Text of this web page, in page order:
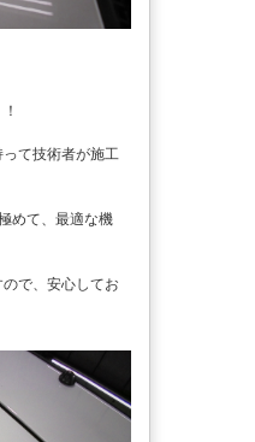
て技術者が施工
めて、最適な機
で、安心してお